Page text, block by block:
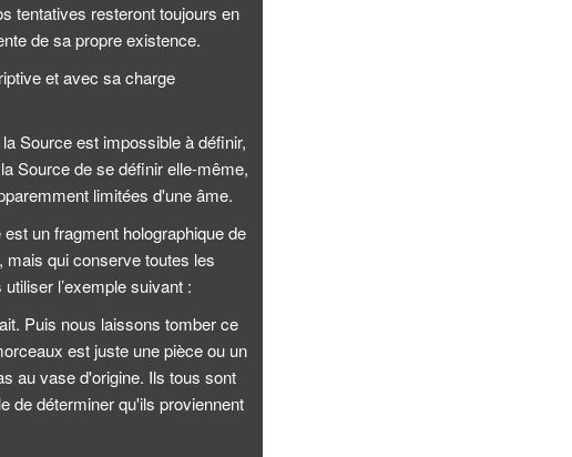
tentatives resteront toujours en
de sa propre existence.
et avec sa charge
Source est impossible à définir,
Source de se définir elle-même,
limitées d'une âme.
un fragment holographique de
mais qui conserve toutes les
l’exemple suivant :
Puis nous laissons tomber ce
est juste une pièce ou un
au vase d'origine. Ils tous sont
de déterminer qu'ils proviennent